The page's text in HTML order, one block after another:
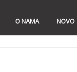
O NAMA NOVO